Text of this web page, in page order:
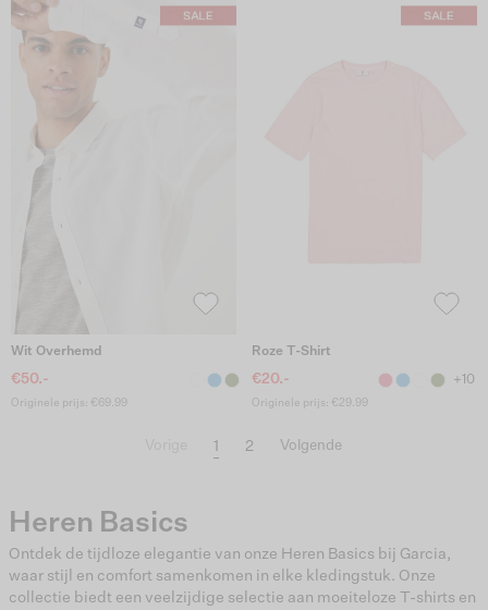
Wit Overhemd
€50.-
Originele prijs: €69.99
Roze T-Shirt
€20.- +10
Originele prijs: €29.99
1 2 Volgende
Heren Basics
Ontdek de tijdloze elegantie van onze Heren Basics bij Garcia,
waar stijl en comfort samenkomen in elke kledingstuk. Onze
collectie biedt een veelzijdige selectie aan moeiteloze T-shirts en